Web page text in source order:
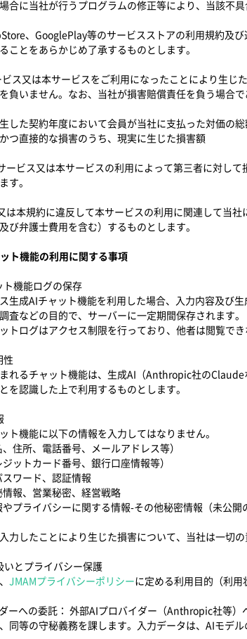
合に当社が行うプログラムの修正等により、当該不
、GooglePlay等のサービスストアの利用規約及
ことをあらかじめ了承するものとします。
ス又は本サービスをご利用になったことにより生じ
負いません。なお、当社が損害賠償責任を負う場合
した契約年度において会員が当社に支払った対価の総
つ直接的な損害のうち、現実に生じた損害額
ービス又は本サービスの利用によって第三者に対し
す。
は本規約に違反して本サービスの利用に関連して当
び弁護士費用を含む）するものとします。
ト機能の利用に関する事項
ト機能ログの保存
生成AIチャット機能を利用した場合、入力内容及び
査などの目的で、サーバーに一定期間保存されます。
トログはアクセス制限を行っており、他者は閲覧でき
性
れるチャット機能は、生成AI（Anthropic社の
を認識した上で利用するものとします。
ト機能に以下の情報を入力してはなりません。
住所、電話番号、メールアドレス等）
ットカード番号、銀行口座情報等）
ワード、認証情報
報、営業秘密、経営戦略
プライバシーに関する情報-その他秘密情報（未公開
力したことにより生じた損害について、当社は一切の
いとプライバシー保護
JMAMプライバシーポリシーに定める利用目的（利用
ーへの委託： 外部AIプロバイダー（Anthropic社等
同等の守秘義務を課します。入力データは、AIモデル